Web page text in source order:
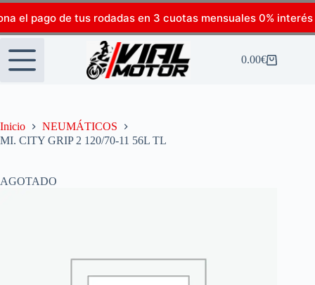
el pago de tus rodadas en 3 cuotas mensuales 0% interés
0.00€
Inicio
NEUMÁTICOS
MI. CITY GRIP 2 120/70-11 56L TL
AGOTADO